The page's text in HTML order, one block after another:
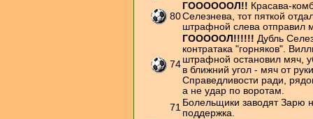
80
ГООООООЛ!! Красава-
Селезнева, тот пяткой
штрафной слева отправил
74
ГОООООЛ!!!!!! Дубль
контратака "горняков".
штрафной остановил мяч,
в ближний угол - мяч от
Справедливости ради,
а не удар по воротам.
71 Болельщики заводят Зарю
поддержка.